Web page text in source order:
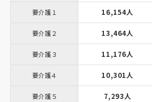
要介護１ 16,154人
要介護２ 13,464人
要介護３ 11,176人
要介護４ 10,301人
要介護５ 7,293人